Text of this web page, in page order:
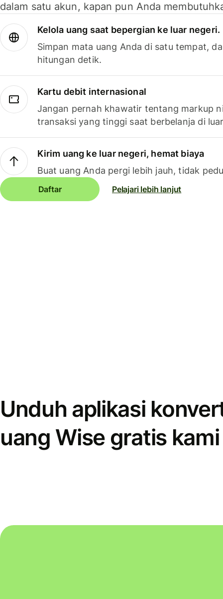
dalam satu akun, kapan pun Anda
Kelola uang saat bepergian ke luar negeri.
Simpan mata uang Anda di satu tempat,
hitungan detik.
Kartu debit internasional
Jangan pernah khawatir tentang markup
transaksi yang tinggi saat berbelanja di
Kirim uang ke luar negeri, hemat biaya
Buat uang Anda pergi lebih jauh, tidak
Daftar Pelajari lebih lanjut
Unduh aplikasi
uang Wise gratis kami